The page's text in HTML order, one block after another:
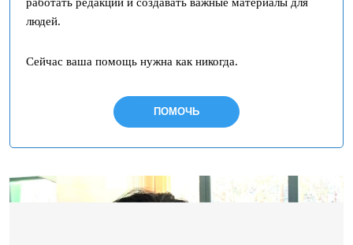
людей.
Сейчас ваша помощь нужна как никогда.
ПОМОЧЬ